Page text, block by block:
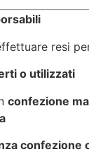
resi
o utilizzati
confezione
confezione